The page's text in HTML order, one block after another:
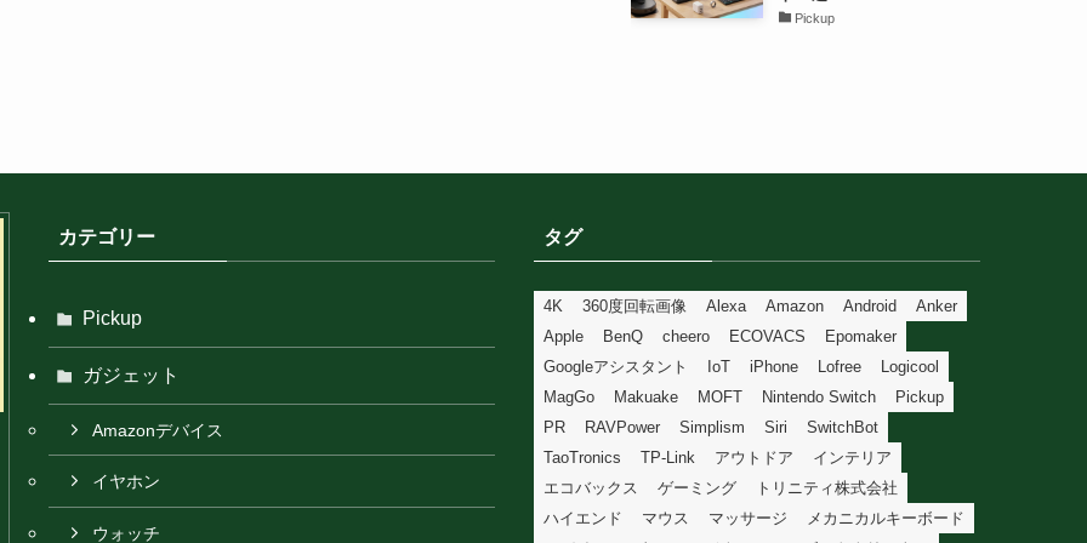
Pickup
カテゴリー
Pickup
ガジェット
Amazonデバイス
イヤホン
ウォッチ
タグ
4K 360度回転画像 Alexa Amazon Android
Anker
Apple
BenQ cheero ECOVACS
Epomaker
Googleアシスタント
IoT iPhone Lofree
Logicool
MagGo
Makuake MOFT Nintendo Switch
Pickup
PR
RAVPower Simplism Siri
SwitchBot
TaoTronics
TP-Link アウトドア
インテリア
エコバックス
ゲーミング
トリニティ株式会社
ハイエンド
マウス マッサージ
メカニカルキーボード